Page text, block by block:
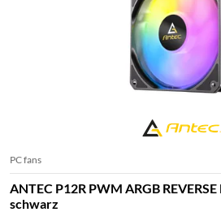
PC fans
ANTEC P12R PWM ARGB
schwarz